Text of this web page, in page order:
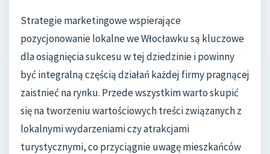
Strategie marketingowe wspierające
pozycjonowanie lokalne we Włocławku są kluczowe
dla osiągnięcia sukcesu w tej dziedzinie i powinny
być integralną częścią działań każdej firmy pragnącej
zaistnieć na rynku. Przede wszystkim warto skupić
się na tworzeniu wartościowych treści związanych z
lokalnymi wydarzeniami czy atrakcjami
turystycznymi, co przyciągnie uwagę mieszkańców